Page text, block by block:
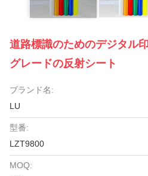
道路標識のためのデジタル
グレードの反射シート
ブランド名:
LU
型番:
LZT9800
MOQ: